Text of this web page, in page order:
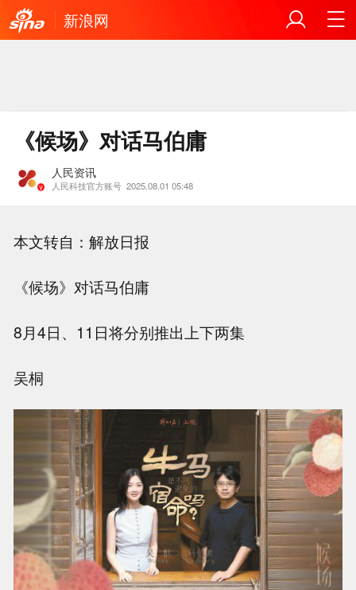
新浪网
《候场》对话马伯庸
人民资讯
人民科技官方账号 2025.08.01 05:48
本文转自：解放日报
《候场》对话马伯庸
8月4日、11日将分别推出上下两集
吴桐